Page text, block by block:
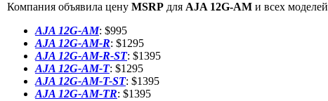
Компания объявила цену MSRP для AJA 12G-AM и всех моделей
AJA 12G-AM: $995
AJA 12G-AM-R: $1295
AJA 12G-AM-R-ST: $1395
AJA 12G-AM-T: $1295
AJA 12G-AM-T-ST: $1395
AJA 12G-AM-TR: $1395